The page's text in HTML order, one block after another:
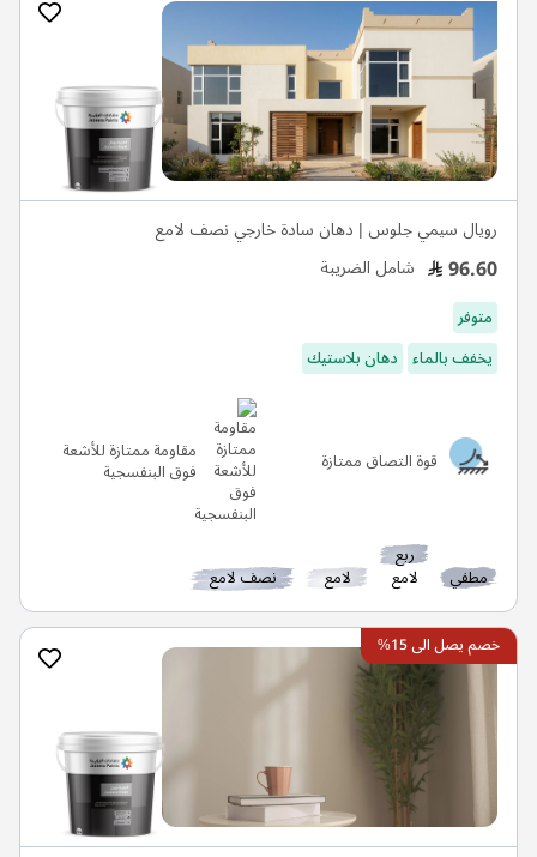
رويال سيمي جلوس | دهان سادة خارجي نصف لامع
96.60 شامل الضريبة
متوفر
يخفف بالماء دهان بلاستيك
قوة التصاق ممتازة مقاومة ممتازة للأشعة
فوق البنفسجية
مطفي
ربع
لامع لامع نصف لامع
خصم يصل الى 15%